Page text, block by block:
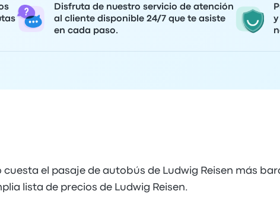
Disfruta de nuestro servicio de atención
al cliente disponible 24/7 que te asiste
en cada paso.
y
cuesta el pasaje de autobús de Ludwig Reisen más
lista de precios de Ludwig Reisen.